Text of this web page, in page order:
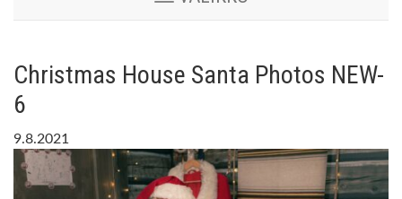
Christmas House Santa Photos NEW-
6
9.8.2021